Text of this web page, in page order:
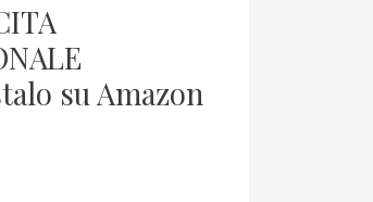
su Amazon